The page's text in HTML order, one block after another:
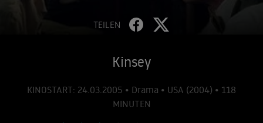
TEILEN
Kinsey
KINOSTART: 24.03.2005 • Drama • USA (2004) • 118
MINUTEN